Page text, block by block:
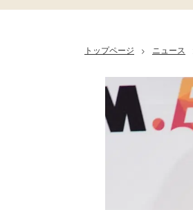
トップページ > ニュース